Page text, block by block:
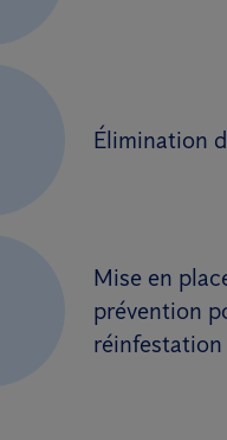
Élimination
Mise en
prévention
réinfestation